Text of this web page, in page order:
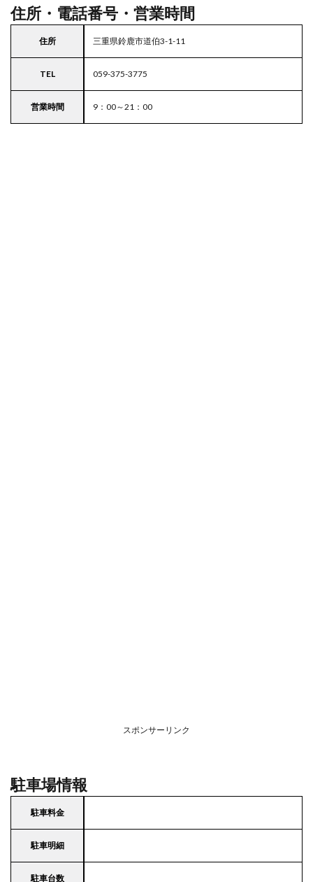
住所・電話番号・営業時間
住所 三重県鈴鹿市道伯3-1-11
TEL 059-375-3775
営業時間 9：00～21：00
スポンサーリンク
駐車場情報
駐車料金
駐車明細
駐車台数